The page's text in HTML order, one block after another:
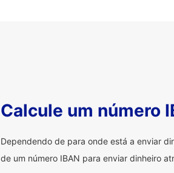
Calcule um número
Dependendo de para onde está a enviar
de um número IBAN para enviar dinheiro